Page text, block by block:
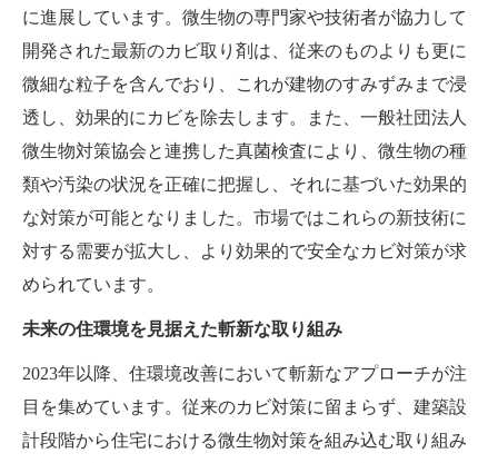
に進展しています。微生物の専門家や技術者が協力して
開発された最新のカビ取り剤は、従来のものよりも更に
微細な粒子を含んでおり、これが建物のすみずみまで浸
透し、効果的にカビを除去します。また、一般社団法人
微生物対策協会と連携した真菌検査により、微生物の種
類や汚染の状況を正確に把握し、それに基づいた効果的
な対策が可能となりました。市場ではこれらの新技術に
対する需要が拡大し、より効果的で安全なカビ対策が求
められています。
未来の住環境を見据えた斬新な取り組み
2023年以降、住環境改善において斬新なアプローチが注
目を集めています。従来のカビ対策に留まらず、建築設
計段階から住宅における微生物対策を組み込む取り組み